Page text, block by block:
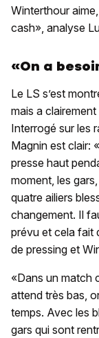
Winterthour
cash», analyse
«On a
Le LS s’est
mais a
Interrogé sur les
Magnin est clair:
presse haut
moment, les
quatre ailiers
changement. Il
prévu et cela fait
de pressing et
«Dans un match
attend très bas,
temps. Avec les
gars qui sont